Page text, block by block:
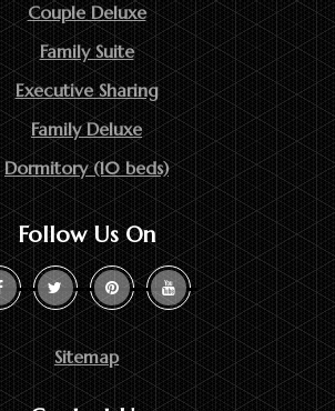
Couple Deluxe
Family Suite
Executive Sharing
Family Deluxe
Dormitory (10 beds)
Follow Us On
Sitemap